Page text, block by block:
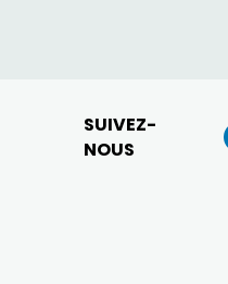
SUIVEZ-
NOUS